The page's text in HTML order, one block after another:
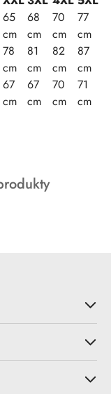
65
cm
68
cm
70
cm
77
cm
78
cm
81
cm
82
cm
87
cm
67
cm
67
cm
70
cm
71
cm